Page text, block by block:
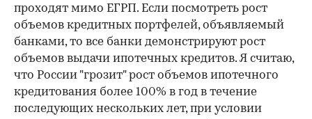
проходят мимо ЕГРП. Если посмотреть рост
объемов кредитных портфелей, объявляемый
банками, то все банки демонстрируют рост
объемов выдачи ипотечных кредитов. Я считаю,
что России "грозит" рост объемов ипотечного
кредитования более 100% в год в течение
последующих нескольких лет, при условии